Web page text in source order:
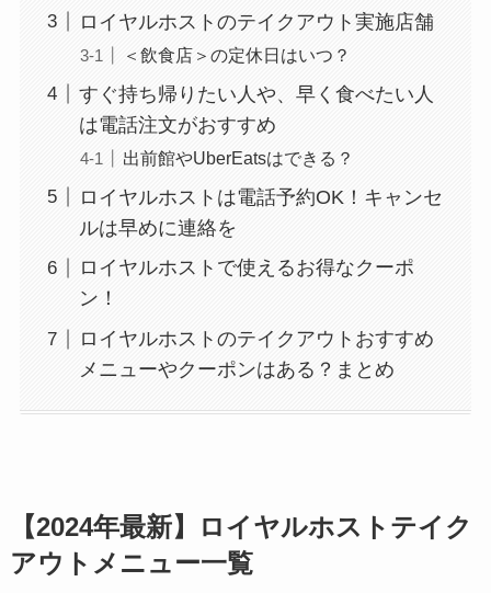
ロイヤルホストのテイクアウト実施店舗
＜飲食店＞の定休日はいつ？
すぐ持ち帰りたい人や、早く食べたい人
は電話注文がおすすめ
出前館やUberEatsはできる？
ロイヤルホストは電話予約OK！キャンセ
ルは早めに連絡を
ロイヤルホストで使えるお得なクーポ
ン！
ロイヤルホストのテイクアウトおすすめ
メニューやクーポンはある？まとめ
【2024年最新】ロイヤルホストテイク
アウトメニュー一覧